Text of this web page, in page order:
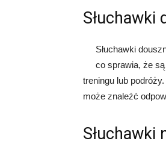
Słuchawki
Słuchawki
co sprawia, że
treningu lub
może znaleźć
Słuchawki